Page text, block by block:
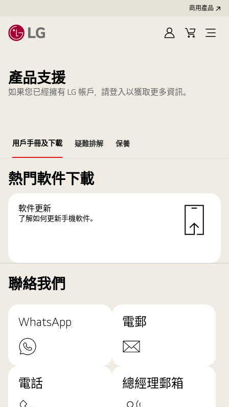
商用產品
登
購
產品支援
如果您已經擁有 LG 帳戶，請登入以獲取更多資訊。
用戶手冊及下載 疑難排解 保養
熱門軟件下載
軟件更新
了解如何更新手機軟件。
聯絡我們
WhatsApp 電郵
電話 總經理郵箱